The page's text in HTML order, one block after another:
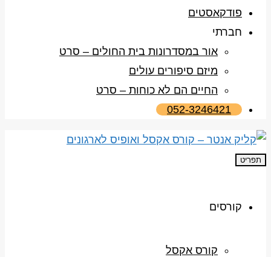
פודקאסטים
חברתי
אור במסדרונות בית החולים – סרט
מיזם סיפורים עולים
החיים הם לא כוחות – סרט
052-3246421
תפריט
קורסים
קורס אקסל